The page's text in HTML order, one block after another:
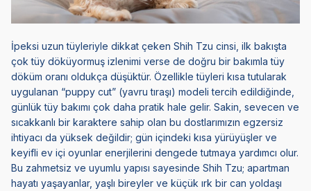
İpeksi uzun tüyleriyle dikkat çeken Shih Tzu cinsi, ilk bakışta
çok tüy döküyormuş izlenimi verse de doğru bir bakımla tüy
döküm oranı oldukça düşüktür. Özellikle tüyleri kısa tutularak
uygulanan “puppy cut” (yavru tıraşı) modeli tercih edildiğinde,
günlük tüy bakımı çok daha pratik hale gelir. Sakin, sevecen ve
sıcakkanlı bir karaktere sahip olan bu dostlarımızın egzersiz
ihtiyacı da yüksek değildir; gün içindeki kısa yürüyüşler ve
keyifli ev içi oyunlar enerjilerini dengede tutmaya yardımcı olur.
Bu zahmetsiz ve uyumlu yapısı sayesinde Shih Tzu; apartman
hayatı yaşayanlar, yaşlı bireyler ve küçük ırk bir can yoldaşı